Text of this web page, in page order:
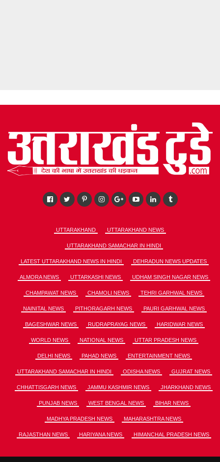
UTTARAKHAND UTTARAKHAND NEWS
UTTARAKHAND SAMACHAR IN HINDI
LATEST UTTARAKHAND NEWS IN HINDI DEHRADUN NEWS UPDATES
ALMORA NEWS UTTARKASHI NEWS UDHAM SINGH NAGAR NEWS
CHAMPAWAT NEWS CHAMOLI NEWS TEHRI GARHWAL NEWS
NAINITAL NEWS PITHORAGARH NEWS PAURI GARHWAL NEWS
BAGESHWAR NEWS RUDRAPRAYAG NEWS HARIDWAR NEWS
WORLD NEWS NATIONAL NEWS UTTAR PRADESH NEWS
DELHI NEWS PAHAD NEWS ENTERTAINMENT NEWS
UTTARAKHAND SAMACHAR IN HINDI ODISHA NEWS GUJRAT NEWS
CHHATTISGARH NEWS JAMMU KASHMIR NEWS JHARKHAND NEWS
PUNJAB NEWS WEST BENGAL NEWS BIHAR NEWS
MADHYA PRADESH NEWS MAHARASHTRA NEWS
RAJASTHAN NEWS HARIYANA NEWS HIMANCHAL PRADESH NEWS